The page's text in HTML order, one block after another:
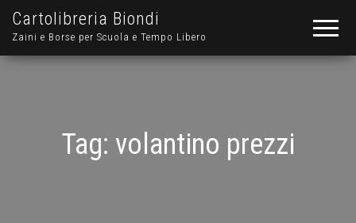
Cartolibreria Biondi
Zaini e Borse per Scuola e Tempo Libero
Tag: volantino prezzi